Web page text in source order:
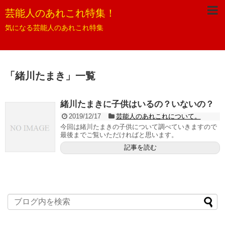
芸能人のあれこれ特集！
気になる芸能人のあれこれ特集
「 緒川たまき 」 一覧
緒川たまきに子供はいるの？いないの？
2019/12/17
芸能人のあれこれについて。
今回は緒川たまきの子供について調べていきますので
最後までご覧いただければと思います。
記事を読む